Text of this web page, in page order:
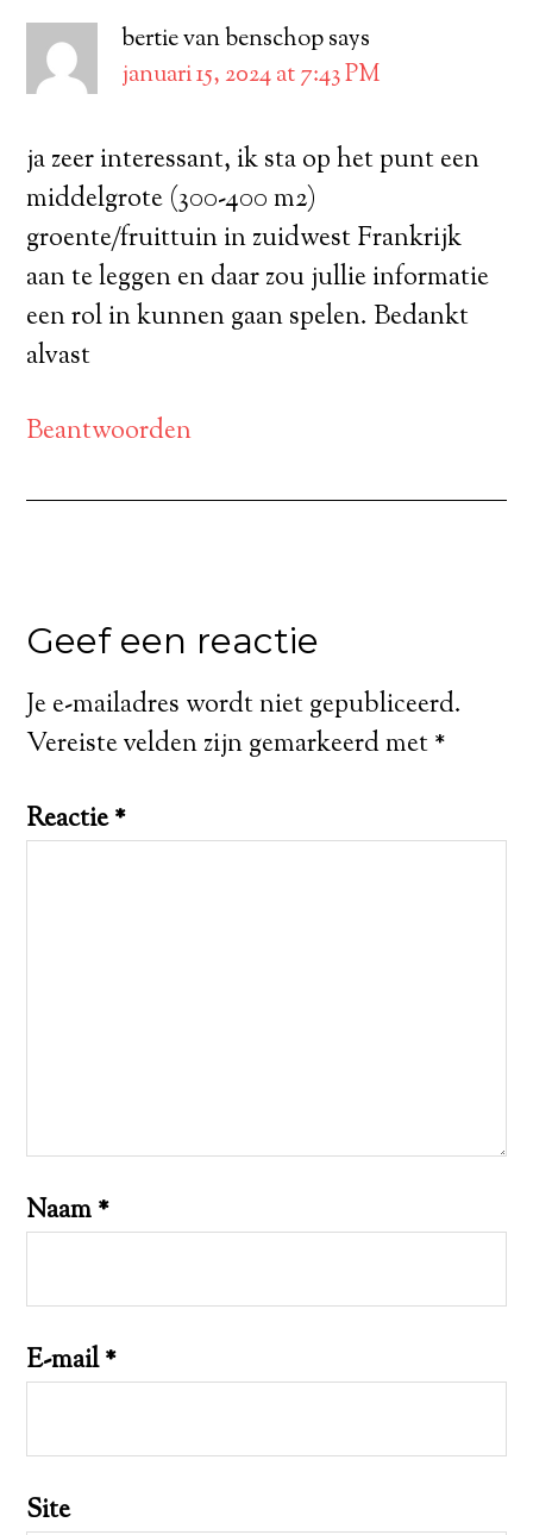
bertie van benschopsays
januari 15, 2024 at 7:43 PM
ja zeer interessant, ik sta op het punt een
middelgrote (300-400 m2)
groente/fruittuin in zuidwest Frankrijk
aan te leggen en daar zou jullie informatie
een rol in kunnen gaan spelen. Bedankt
alvast
Beantwoorden
Geef een reactie
Je e-mailadres wordt niet gepubliceerd.
Vereiste velden zijn gemarkeerd met*
Reactie*
Naam*
E-mail*
Site